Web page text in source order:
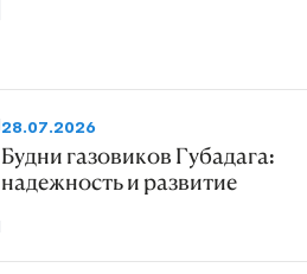
28.07.2026
Будни газовиков Губадага:
надежность и развитие